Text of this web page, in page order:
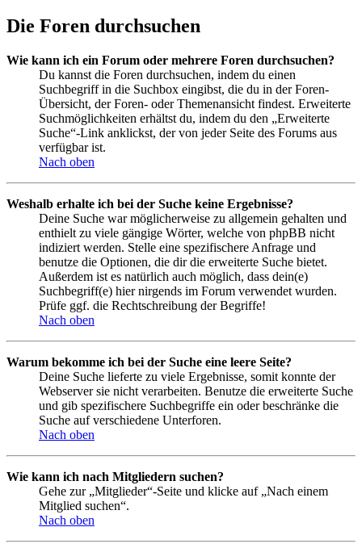
Die Foren durchsuchen
Wie kann ich ein Forum oder mehrere Foren durchsuchen?
Du kannst die Foren durchsuchen, indem du einen
Suchbegriff in die Suchbox eingibst, die du in der Foren-
Übersicht, der Foren- oder Themenansicht findest. Erweiterte
Suchmöglichkeiten erhältst du, indem du den „Erweiterte
Suche“-Link anklickst, der von jeder Seite des Forums aus
verfügbar ist.
Nach oben
Weshalb erhalte ich bei der Suche keine Ergebnisse?
Deine Suche war möglicherweise zu allgemein gehalten und
enthielt zu viele gängige Wörter, welche von phpBB nicht
indiziert werden. Stelle eine spezifischere Anfrage und
benutze die Optionen, die dir die erweiterte Suche bietet.
Außerdem ist es natürlich auch möglich, dass dein(e)
Suchbegriff(e) hier nirgends im Forum verwendet wurden.
Prüfe ggf. die Rechtschreibung der Begriffe!
Nach oben
Warum bekomme ich bei der Suche eine leere Seite?
Deine Suche lieferte zu viele Ergebnisse, somit konnte der
Webserver sie nicht verarbeiten. Benutze die erweiterte Suche
und gib spezifischere Suchbegriffe ein oder beschränke die
Suche auf verschiedene Unterforen.
Nach oben
Wie kann ich nach Mitgliedern suchen?
Gehe zur „Mitglieder“-Seite und klicke auf „Nach einem
Mitglied suchen“.
Nach oben